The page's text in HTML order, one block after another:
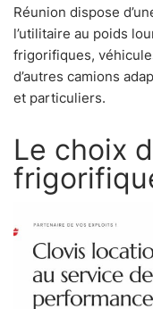
Réunion dispose
l’utilitaire au poids
frigorifiques,
d’autres camions
et particuliers.
Le choix